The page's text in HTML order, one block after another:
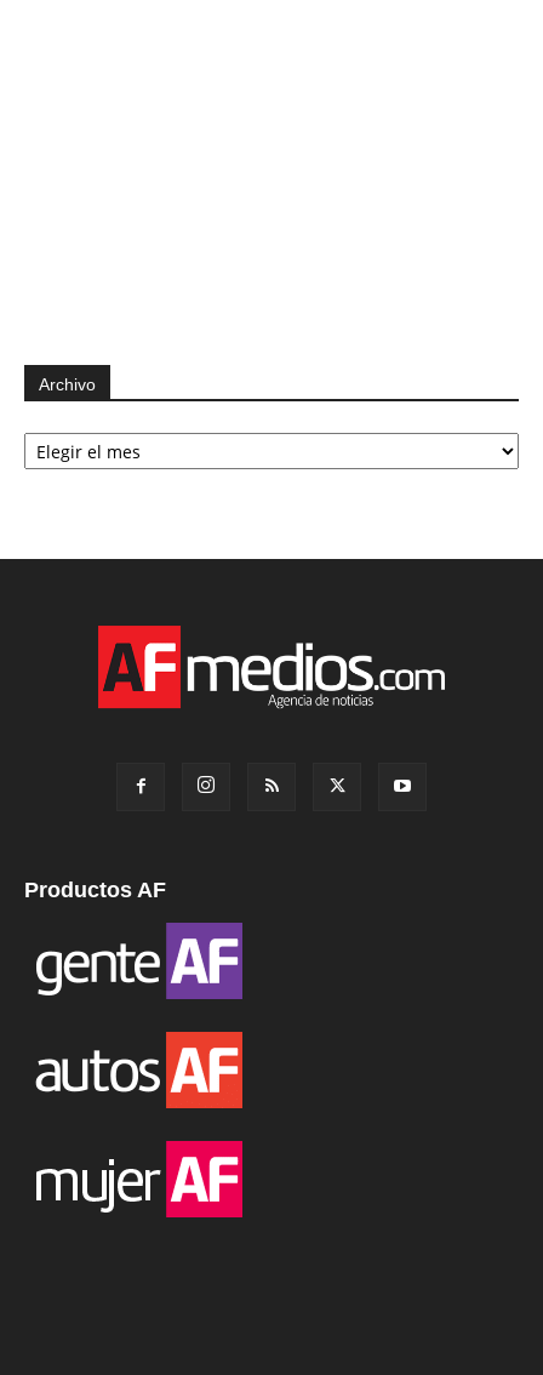
Archivo
Archivo
Productos AF